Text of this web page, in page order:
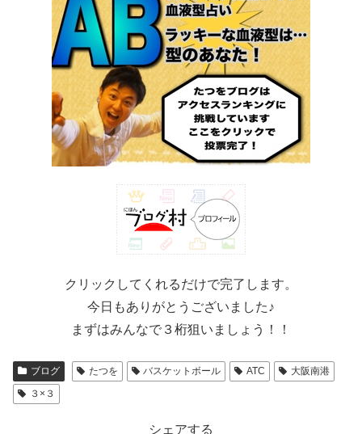
クリックしてくれるだけで完了します。
今日もありがとうございました♪
まずはみんなで３桁狙いましょう！！
ブログ たつを バスケットボール ATC
大阪南港
３×３
シェアする